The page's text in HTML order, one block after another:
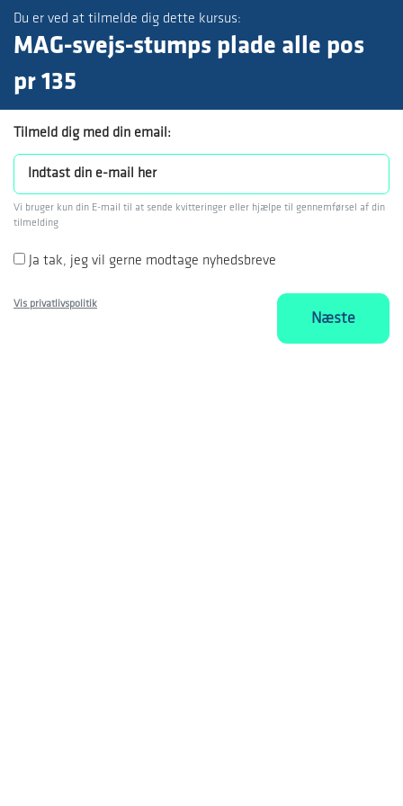
Du er ved at tilmelde dig dette kursus:
MAG-svejs-stumps plade alle pos
pr 135
Tilmeld dig med din email:
Vi bruger kun din E-mail til at sende kvitteringer eller hjælpe til gennemførsel af din
tilmelding
Ja tak, jeg vil gerne modtage nyhedsbreve
Vis privatlivspolitik